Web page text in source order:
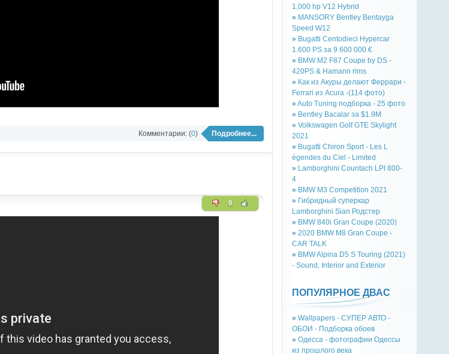
Подробнее...
Комментарии: (0)
0
1,000 hp V12 Hybrid
» MANSORY Bentley Bentayga
Speed W12
» Bugatti Centodieci Hypercar
1.600 PS за 9 600 000 €
» BMW M2 F87 Coupe by DS -
420PS & Hamann rims
» Как из Акуры делают Феррари -
Ferrari из Acura -(114 фото)
» Auto Tuning подборка - 25 фото
» Bentley Bacalar за $1.9M
» Volkswagen Golf GTE Skylight
2021
» Bugatti Chiron Sport - Les L
égendes du Ciel - Limited
» Lamborghini Countach LPI 800-
4
» BMW M3 Competition 2021
» Гибридный суперкар
Lamborghini Sian Родстер
» BMW 840i Gran Coupe (2020)
» 2020 BMW M8 Gran Coupe -
CAR TALK
» BMW Alpina D5 S Touring (2021)
- Sound, Interior and Exterior
ПОПУЛЯРНОЕ ДВАС
» Wallpapers - СУПЕР АВТО -
ОБОИ - Подборка обоев
» Одесса - фотографии Одессы
из прошлого века